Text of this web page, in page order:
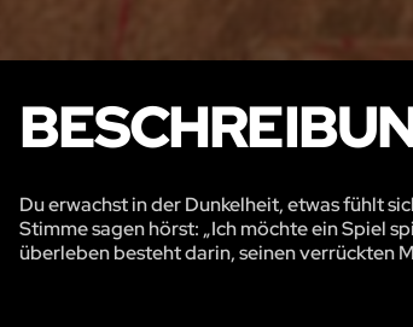
Du erwachst in der Dunkelheit, etwas fühlt
Stimme sagen hörst: „Ich möchte ein Spiel
überleben besteht darin, seinen verrückten